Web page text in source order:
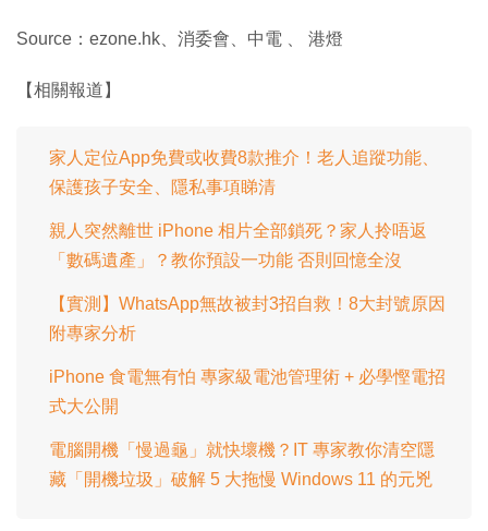
Source：ezone.hk、 消委會 中電 、 港燈
【相關報道】
家人定位App免費或收費8款推介！老人追蹤功能、
保護孩子安全、隱私事項睇清
親人突然離世 iPhone 相片全部鎖死？家人拎唔返
「數碼遺產」？教你預設一功能 否則回憶全沒
【實測】WhatsApp無故被封3招自救！8大封號原因
附專家分析
iPhone 食電無有怕 專家級電池管理術 + 必學慳電招
式大公開
電腦開機「慢過龜」就快壞機？IT 專家教你清空隱
藏「開機垃圾」破解 5 大拖慢 Windows 11 的元兇